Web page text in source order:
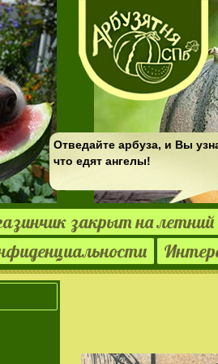
Отведайте арбуза, и Вы
что едят ангелы!
закрыт на летний